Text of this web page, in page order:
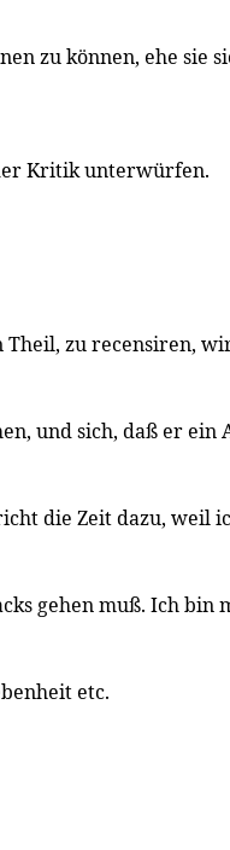
zu können, ehe sie
Kritik unterwürfen.
zu recensiren,
und sich, daß er ein
die Zeit dazu, weil
gehen muß. Ich
etc.